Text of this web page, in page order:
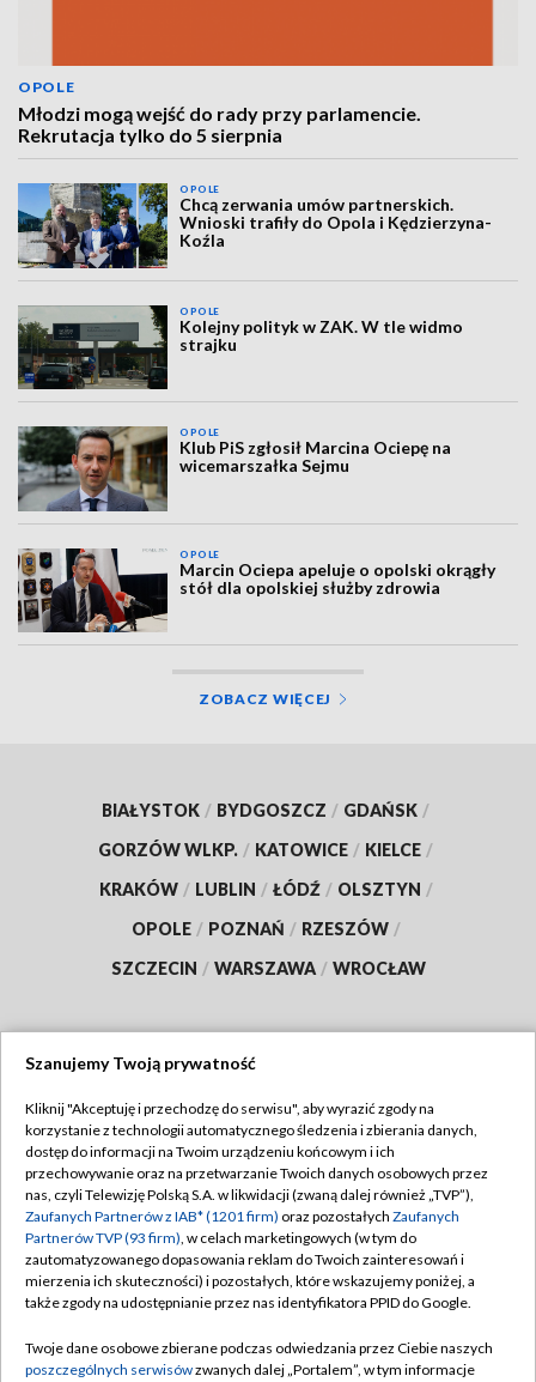
OPOLE
Młodzi mogą wejść do rady przy parlamencie.
Rekrutacja tylko do 5 sierpnia
OPOLE
Chcą zerwania umów partnerskich.
Wnioski trafiły do Opola i Kędzierzyna-
Koźla
OPOLE
Kolejny polityk w ZAK. W tle widmo
strajku
OPOLE
Klub PiS zgłosił Marcina Ociepę na
wicemarszałka Sejmu
OPOLE
Marcin Ociepa apeluje o opolski okrągły
stół dla opolskiej służby zdrowia
ZOBACZ WIĘCEJ
BIAŁYSTOK / BYDGOSZCZ / GDAŃSK /
GORZÓW WLKP. / KATOWICE / KIELCE /
KRAKÓW / LUBLIN / ŁÓDŹ / OLSZTYN /
OPOLE / POZNAŃ / RZESZÓW /
SZCZECIN / WARSZAWA / WROCŁAW
TVP
Abonament TVP
Emisja w TVP
Centrum informacji TVP
Naziemna Telewizja Cyfrowa
Rada Programowa
Regulamin TVP
Polityka prywatności
Moje zgody
Pomoc
Kontakt
Szanujemy Twoją prywatność
Kliknij "Akceptuję i przechodzę do serwisu", aby wyrazić zgody na
korzystanie z technologii automatycznego śledzenia i zbierania danych,
dostęp do informacji na Twoim urządzeniu końcowym i ich
przechowywanie oraz na przetwarzanie Twoich danych osobowych przez
nas, czyli Telewizję Polską S.A. w likwidacji (zwaną dalej również „TVP”),
Zaufanych Partnerów z IAB* (1201 firm) oraz pozostałych Zaufanych
Partnerów TVP (93 firm), w celach marketingowych (w tym do
zautomatyzowanego dopasowania reklam do Twoich zainteresowań i
mierzenia ich skuteczności) i pozostałych, które wskazujemy poniżej, a
także zgody na udostępnianie przez nas identyfikatora PPID do Google.
Twoje dane osobowe zbierane podczas odwiedzania przez Ciebie naszych
poszczególnych serwisówzwanych dalej „Portalem”, w tym informacje